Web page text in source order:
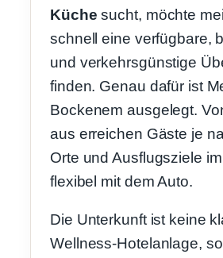
Küche sucht, möchte
schnell eine verfügbare,
und verkehrsgünstige
finden. Genau dafür ist
Bockenem ausgelegt.
aus erreichen Gäste je
Orte und Ausflugsziele
flexibel mit dem Auto.
Die Unterkunft ist keine
Wellness-Hotelanlage,